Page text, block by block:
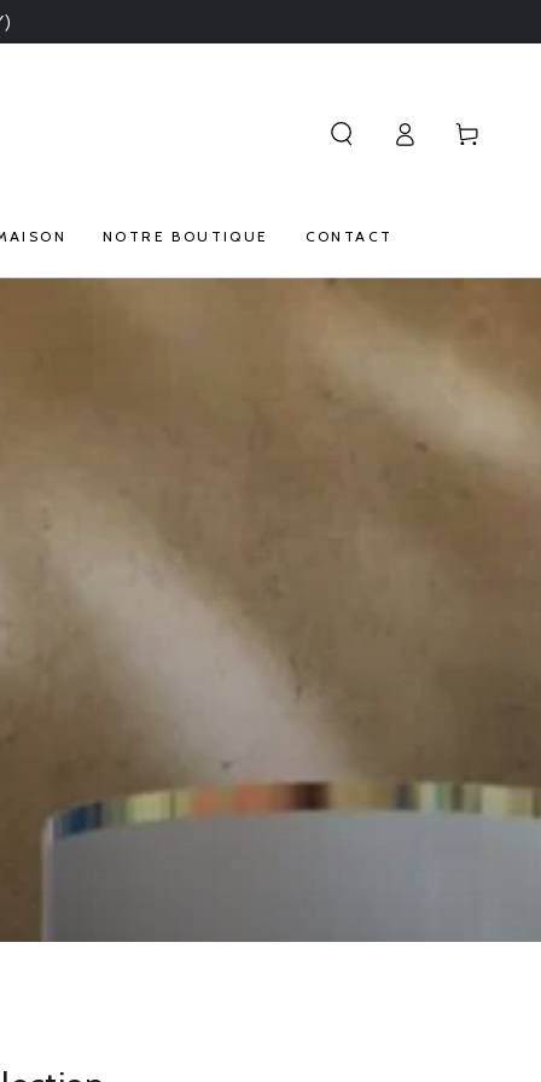
NOTRE BOUTIQUE CONTACT
Connexion Panier